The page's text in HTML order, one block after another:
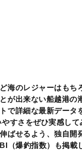
海のレジャーはもち
が出来ない船越港の
で詳細な最新データ
すさをぜひ実感し
ばせるよう、独自開
（爆釣指数）も掲載